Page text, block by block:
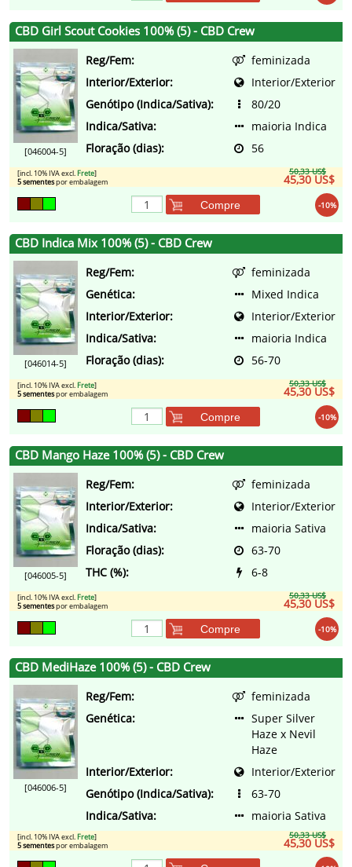
CBD Girl Scout Cookies 100% (5) - CBD Crew
[046004-5]
Reg/Fem:
feminizada
Interior/Exterior:
Interior/Exterior
Genótipo (Indica/Sativa):
80/20
Indica/Sativa:
maioria Indica
Floração (dias):
56
50,33 US$
45,30 US$
[incl. 10% IVA excl. Frete]
5 sementespor embalagem
-10%
Compre
CBD Indica Mix 100% (5) - CBD Crew
[046014-5]
Reg/Fem:
feminizada
Genética:
Mixed Indica
Interior/Exterior:
Interior/Exterior
Indica/Sativa:
maioria Indica
Floração (dias):
56-70
50,33 US$
45,30 US$
[incl. 10% IVA excl. Frete]
5 sementespor embalagem
-10%
Compre
CBD Mango Haze 100% (5) - CBD Crew
[046005-5]
Reg/Fem:
feminizada
Interior/Exterior:
Interior/Exterior
Indica/Sativa:
maioria Sativa
Floração (dias):
63-70
THC (%):
6-8
50,33 US$
45,30 US$
[incl. 10% IVA excl. Frete]
5 sementespor embalagem
-10%
Compre
CBD MediHaze 100% (5) - CBD Crew
[046006-5]
Reg/Fem:
feminizada
Genética:
Super Silver
Haze x Nevil
Haze
Interior/Exterior:
Interior/Exterior
Genótipo (Indica/Sativa):
63-70
Indica/Sativa:
maioria Sativa
50,33 US$
45,30 US$
[incl. 10% IVA excl. Frete]
5 sementespor embalagem